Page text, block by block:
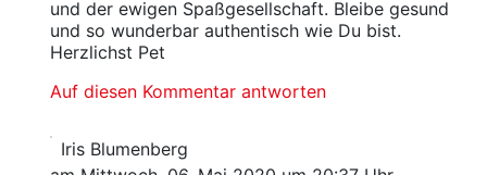
und der ewigen Spaßgesellschaft. Bleibe gesund
und so wunderbar authentisch wie Du bist.
Herzlichst Pet
Auf diesen Kommentar antworten
Iris Blumenberg